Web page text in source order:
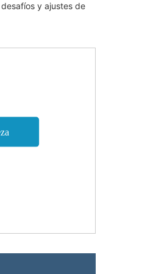
y ajustes de